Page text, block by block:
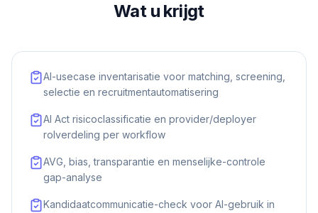
Wat u krijgt
AI-usecase inventarisatie voor matching, screening,
selectie en recruitmentautomatisering
AI Act risicoclassificatie en provider/deployer
rolverdeling per workflow
AVG, bias, transparantie en menselijke-controle
gap-analyse
Kandidaatcommunicatie-check voor AI-gebruik in